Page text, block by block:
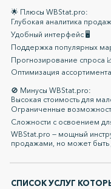
🌟 Плюсы WBStat.pro:
Глубокая аналитика
Удобный интерфейс 🖥️
Поддержка популярных
Прогнозирование спроса
Оптимизация
🚫 Минусы WBStat.pro:
Высокая стоимость для
Ограниченные
Сложности с освоением
WBStat.pro — мощный
продажами, но может
СПИСОК УСЛУГ